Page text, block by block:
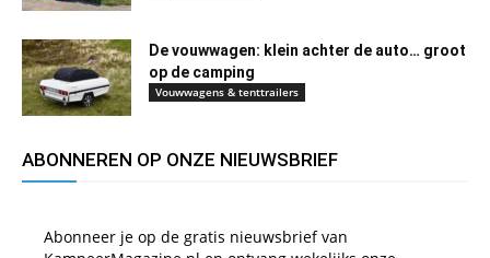
De vouwwagen: klein achter de auto… groot
op de camping
Vouwwagens & tenttrailers
ABONNEREN OP ONZE NIEUWSBRIEF
Abonneer je op de gratis nieuwsbrief van